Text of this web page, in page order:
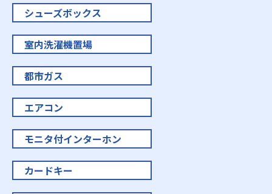
シューズボックス
室内洗濯機置場
都市ガス
エアコン
モニタ付インターホン
カードキー